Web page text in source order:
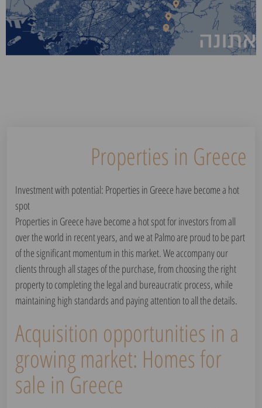
Properties in Greece
Investment with potential: Properties in Greece have become a hot
spot
Properties in Greece have become a hot spot for investors from all
over the world in recent years, and we at Palmo are proud to be part
of the significant momentum in this market. We accompany our
clients through all stages of the purchase, from choosing the right
property to completing the legal and bureaucratic process, while
maintaining high standards and paying attention to all the details.
Acquisition opportunities in a
growing market: Homes for
sale in Greece